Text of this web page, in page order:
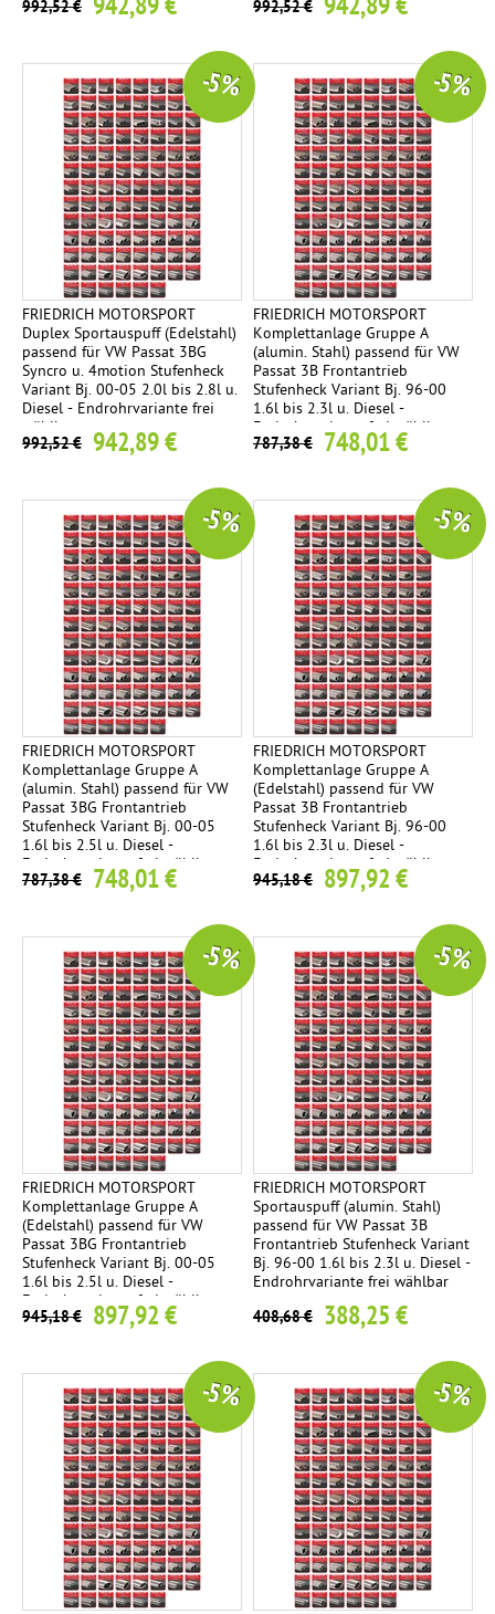
992,52 € 942,89 € 992,52 € 942,89 €
FRIEDRICH MOTORSPORT
Duplex Sportauspuff (Edelstahl)
passend für VW Passat 3BG
Syncro u. 4motion Stufenheck
Variant Bj. 00-05 2.0l bis 2.8l u.
Diesel - Endrohrvariante frei
wählbar
992,52 € 942,89 €
-5 %
FRIEDRICH MOTORSPORT
Komplettanlage Gruppe A
(alumin. Stahl) passend für VW
Passat 3B Frontantrieb
Stufenheck Variant Bj. 96-00
1.6l bis 2.3l u. Diesel -
Endrohrvariante frei wählbar
787,38 € 748,01 €
-5 %
FRIEDRICH MOTORSPORT
Komplettanlage Gruppe A
(alumin. Stahl) passend für VW
Passat 3BG Frontantrieb
Stufenheck Variant Bj. 00-05
1.6l bis 2.5l u. Diesel -
Endrohrvariante frei wählbar
787,38 € 748,01 €
-5 %
FRIEDRICH MOTORSPORT
Komplettanlage Gruppe A
(Edelstahl) passend für VW
Passat 3B Frontantrieb
Stufenheck Variant Bj. 96-00
1.6l bis 2.3l u. Diesel -
Endrohrvariante frei wählbar
945,18 € 897,92 €
-5 %
FRIEDRICH MOTORSPORT
Komplettanlage Gruppe A
(Edelstahl) passend für VW
Passat 3BG Frontantrieb
Stufenheck Variant Bj. 00-05
1.6l bis 2.5l u. Diesel -
Endrohrvariante frei wählbar
945,18 € 897,92 €
-5 %
FRIEDRICH MOTORSPORT
Sportauspuff (alumin. Stahl)
passend für VW Passat 3B
Frontantrieb Stufenheck Variant
Bj. 96-00 1.6l bis 2.3l u. Diesel -
Endrohrvariante frei wählbar
408,68 € 388,25 €
-5 %
-5 % -5 %